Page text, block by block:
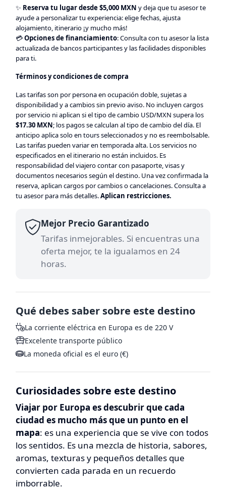
✨ Reserva tu lugar desde $5,000 MXN y deja que tu asesor te
ayude a personalizar tu experiencia: elige fechas, ajusta
alojamiento, itinerario ¡y mucho más!
💳Opciones de financiamiento: Consulta con tu asesor la lista
actualizada de bancos participantes y las facilidades disponibles
para ti.
Términos y condiciones de compra
Las tarifas son por persona en ocupación doble, sujetas a
disponibilidad y a cambios sin previo aviso. No incluyen cargos
por servicio ni aplican si el tipo de cambio USD/MXN supera los
$17.30 MXN; los pagos se calculan al tipo de cambio del día. El
anticipo aplica solo en tours seleccionados y no es reembolsable.
Las tarifas pueden variar en temporada alta. Los servicios no
especificados en el itinerario no están incluidos. Es
responsabilidad del viajero contar con pasaporte, visas y
documentos necesarios según el destino. Una vez confirmada la
reserva, aplican cargos por cambios o cancelaciones. Consulta a
tu asesor para más detalles.Aplican restricciones.
Mejor Precio Garantizado
Tarifas inmejorables. Si encuentras una
oferta mejor, te la igualamos en 24
horas.
Qué debes saber sobre este destino
La corriente eléctrica en Europa es de 220 V
Excelente transporte público
La moneda oficial es el euro (€)
Curiosidades sobre este destino
Viajar por Europa es descubrir que cada
ciudad es mucho más que un punto en el
mapa: es una experiencia que se vive con todos
los sentidos. Es una mezcla de historia, sabores,
aromas, texturas y pequeños detalles que
convierten cada parada en un recuerdo
imborrable.